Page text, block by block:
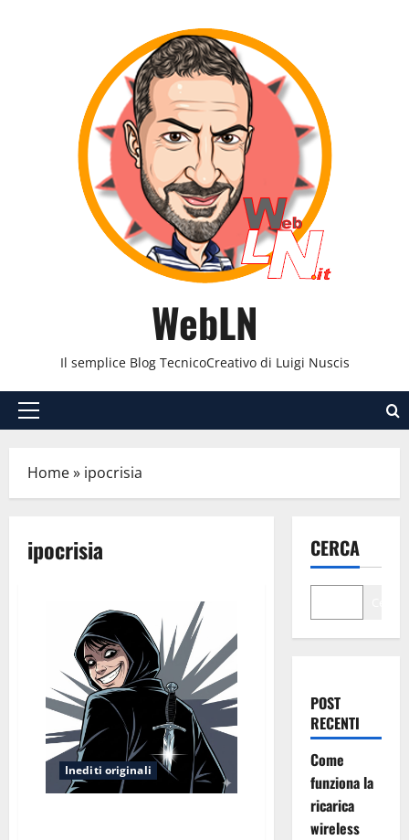
WebLN
Il semplice Blog TecnicoCreativo di Luigi Nuscis
Menu
Home» ipocrisia
ipocrisia
Inediti originali
CERCA
POST
RECENTI
Come
funziona la
ricarica
wireless